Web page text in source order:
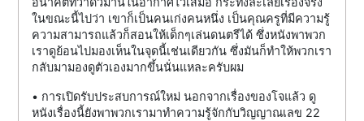
ในขณะนี้ไปว่า เขาก็เป็นคนเก่งคนหนึ่ง เป็นคุณครูที่มีความรู้
ความสามารถแล้วก็สอนให้เด็กๆเล่นดนตรีได้ ซึ่งหนังพาพวก
เราดูย้อนไปมองเห็นในจุดนี้เช่นเดียวกัน ซึ่งมันก็ทำให้พวกเรา
กลับมามองดูตัวเองมากขึ้นนั่นแหละครับผม
• การเปิดรับประสบการณ์ใหม่ นอกจากเรื่องของโจแล้ว ดู
หนังเรื่องนี้ยังพาพวกเรามาทำความรู้จักกับวิญญาณเลข 22